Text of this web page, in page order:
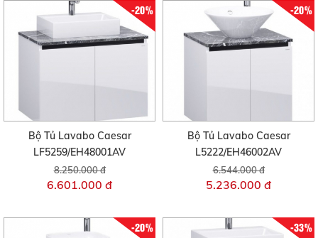
-20%
Bộ Tủ Lavabo Caesar
LF5259/EH48001AV
8.250.000 đ
6.601.000 đ
-20%
Bộ Tủ Lavabo Caesar
L5222/EH46002AV
6.544.000 đ
5.236.000 đ
-20% -33%